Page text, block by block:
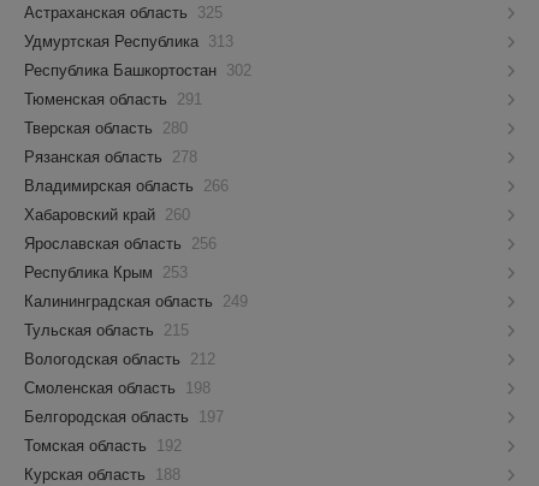
Астраханская область
325
Удмуртская Республика 313
Республика Башкортостан 302
Тюменская область
291
Тверская область
280
Рязанская область
278
Владимирская область
266
Хабаровский край 260
Ярославская область
256
Республика Крым
253
Калининградская область
249
Тульская область
215
Вологодская область
212
Смоленская область
198
Белгородская область
197
Томская область
192
Курская область
188